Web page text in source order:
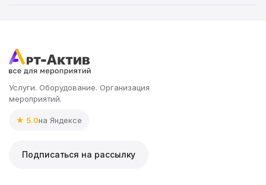
молочные;
новогодние/рождественские;
кукольные;
молочные;
новогодние/рождественские;
Услуги. Оборудование. Организация
мероприятий.
★ 5.0на Яндексе
Подписаться на рассылку